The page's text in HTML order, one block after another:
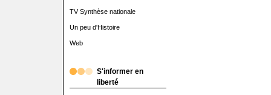
TV Synthèse nationale
Un peu d'Histoire
Web
S'informer en
liberté